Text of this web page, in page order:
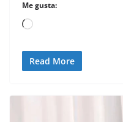
Me gusta:
Cargando...
Read More